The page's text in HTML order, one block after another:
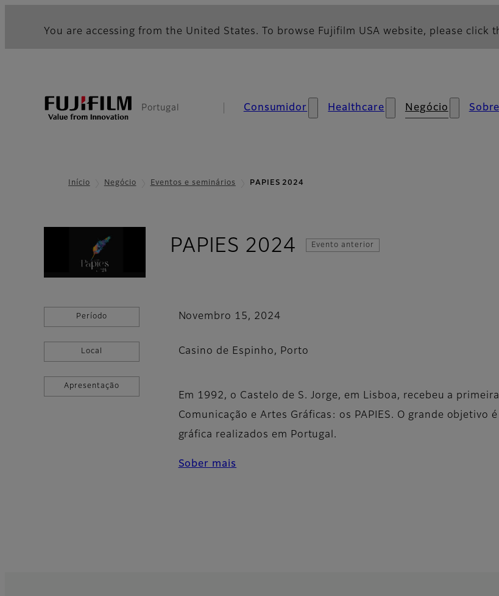
You are accessing from the United States. To browse Fujifilm USA website, please click
Portugal Consumidor Healthcare Negócio
Início Negócio Eventos e seminários PAPIES 2024
PAPIES 2024 Evento anterior
Período Novembro 15, 2024
Local Casino de Espinho, Porto
Apresentação
Em 1992, o Castelo de S. Jorge, em Lisboa, recebeu a
Comunicação e Artes Gráficas: os PAPIES. O grande
gráfica realizados em Portugal.
Sober mais